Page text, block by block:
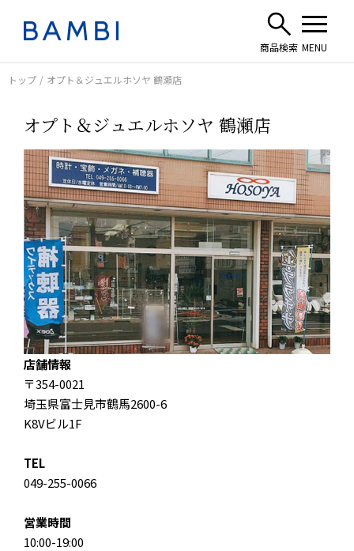
トップ オプト＆ジュエルホソヤ 鶴瀬店
オプト＆ジュエルホソヤ 鶴瀬店
店舗情報
〒354-0021
埼玉県富士見市鶴馬2600-6
K8Vビル1F
TEL
049-255-0066
営業時間
10:00-19:00